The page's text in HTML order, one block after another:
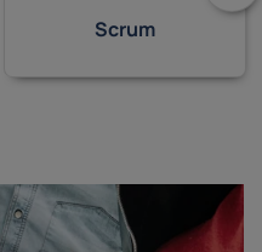
Scrum